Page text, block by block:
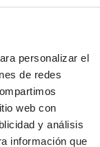
personalizar el
de redes
web con
y análisis
información que
tu
a un
y
un
A